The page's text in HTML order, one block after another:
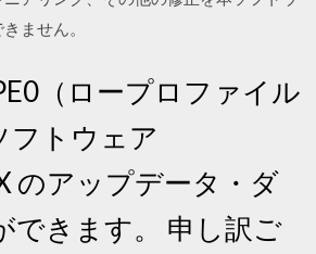
ません。
（ロープロファイル
フトウェア
のアップデータ・ダ
できます。 申し訳ご